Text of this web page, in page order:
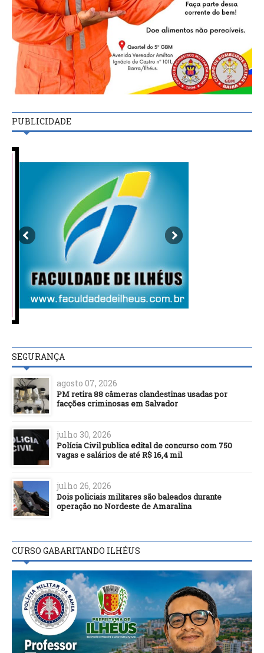
PUBLICIDADE
SEGURANÇA
agosto 07, 2026
PM retira 88 câmeras clandestinas usadas por
facções criminosas em Salvador
julho 30, 2026
Polícia Civil publica edital de concurso com 750
vagas e salários de até R$ 16,4 mil
julho 26, 2026
Dois policiais militares são baleados durante
operação no Nordeste de Amaralina
CURSO GABARITANDO ILHÉUS